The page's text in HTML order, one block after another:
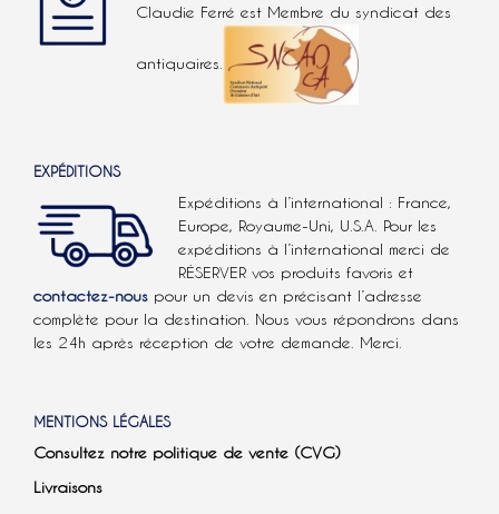
Claudie Ferré est Membre du syndicat des
antiquaires.
EXPÉDITIONS
Expéditions à l’international : France,
Europe, Royaume-Uni, U.S.A. Pour les
expéditions à l’international merci de
RÉSERVER vos produits favoris et
contactez-nous pour un devis en précisant l’adresse
complète pour la destination. Nous vous répondrons dans
les 24h après réception de votre demande. Merci.
MENTIONS LÉGALES
Consultez notre politique de vente (CVG)
Livraisons